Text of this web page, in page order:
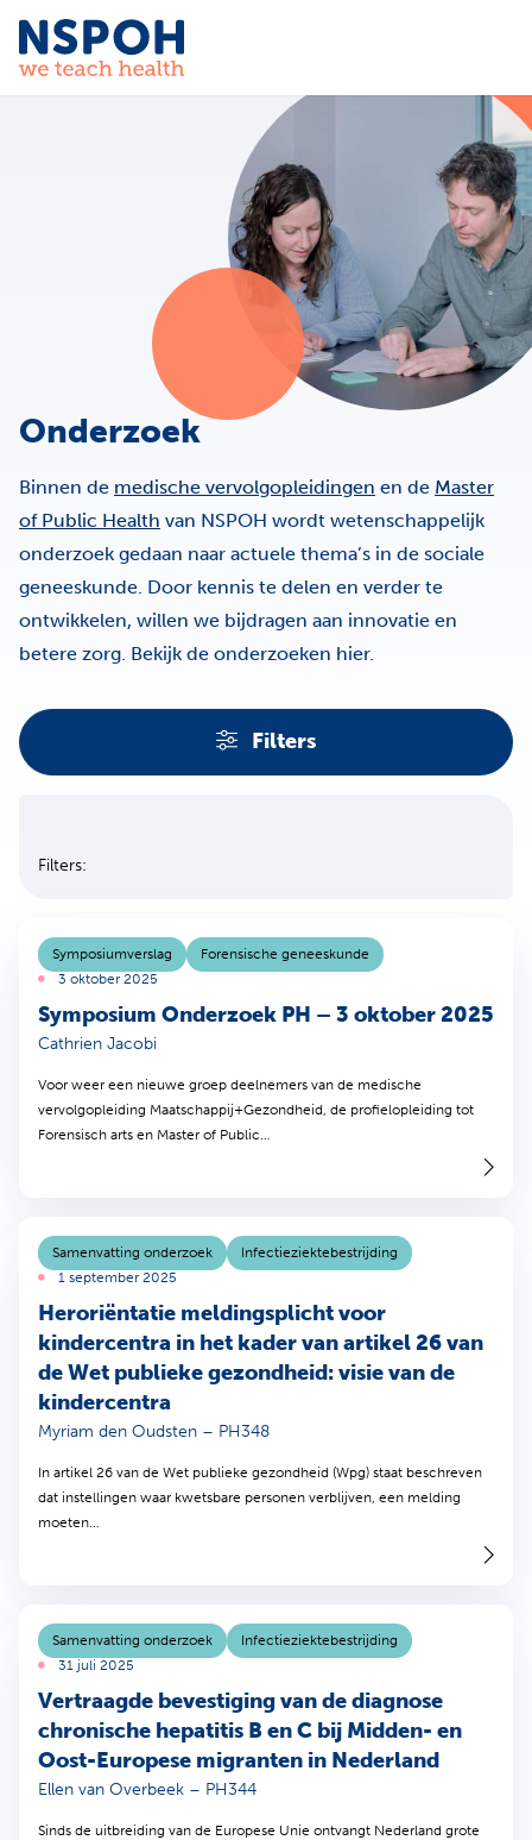
Ga naar de inhoud
Onderzoek
Binnen de medische vervolgopleidingen en de Master
of Public Health van NSPOH wordt wetenschappelijk
onderzoek gedaan naar actuele thema’s in de sociale
geneeskunde. Door kennis te delen en verder te
ontwikkelen, willen we bijdragen aan innovatie en
betere zorg. Bekijk de onderzoeken hier.
Filters
Sla filters over Filters
Filters:
Symposium Onderzoek PH – 3 oktober 2025
Cathrien Jacobi
Symposiumverslag
Forensische geneeskunde
3 oktober 2025
Voor weer een nieuwe groep deelnemers van de medische
vervolgopleiding Maatschappij+Gezondheid, de profielopleiding tot
Forensisch arts en Master of Public…
Heroriëntatie meldingsplicht voor
kindercentra in het kader van artikel 26 van
de Wet publieke gezondheid: visie van de
kindercentra
Myriam den Oudsten – PH348
Samenvatting onderzoek
Infectieziektebestrijding
1 september 2025
In artikel 26 van de Wet publieke gezondheid (Wpg) staat beschreven
dat instellingen waar kwetsbare personen verblijven, een melding
moeten…
Vertraagde bevestiging van de diagnose
chronische hepatitis B en C bij Midden- en
Oost-Europese migranten in Nederland
Ellen van Overbeek – PH344
Samenvatting onderzoek
Infectieziektebestrijding
31 juli 2025
Sinds de uitbreiding van de Europese Unie ontvangt Nederland grote